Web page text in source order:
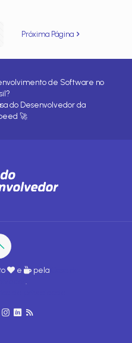
Próxima Página
de Software no
do Desenvolvedorda
🚀
e pela
.